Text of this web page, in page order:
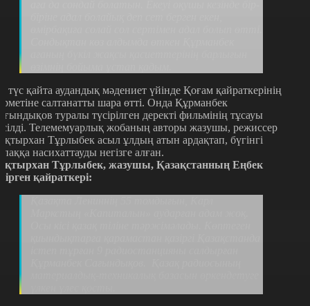
түс қайта аудандық мәдениет үйінде Қоғам қайраткерінің
салтанатты шара өтті. Онда Құрманбек
туралы түсірілген деректі фильмінің тұсауы
Телемемуарлық жобаның авторы жазушы, режиссер
Тұрлыбек асыл ұлдың атын ардақтап, бүгінгі
насихаттауды негізге алған.
Тұрлыбек, жазушы, Қазақстанның Еңбек
қайраткері: